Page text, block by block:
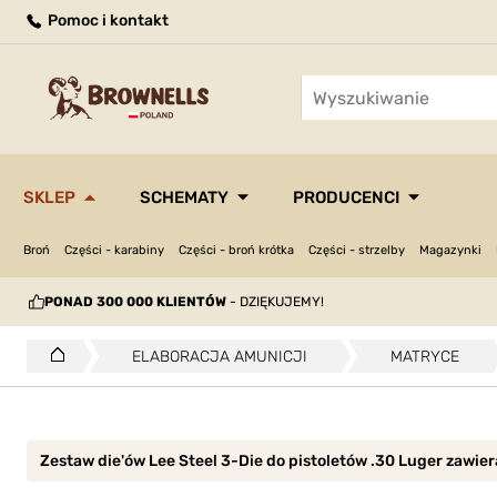
Pomoc i kontakt
SKLEP SCHEMATY PRODUCENCI
Broń Części - karabiny Części - broń krótka Części - strzelby Magazynki
PONAD 300 000 KLIENTÓW - DZIĘKUJEMY!
ELABORACJA AMUNICJI MATRYCE
Zestaw die'ów Lee Steel 3-Die do pistoletów .30 Luger